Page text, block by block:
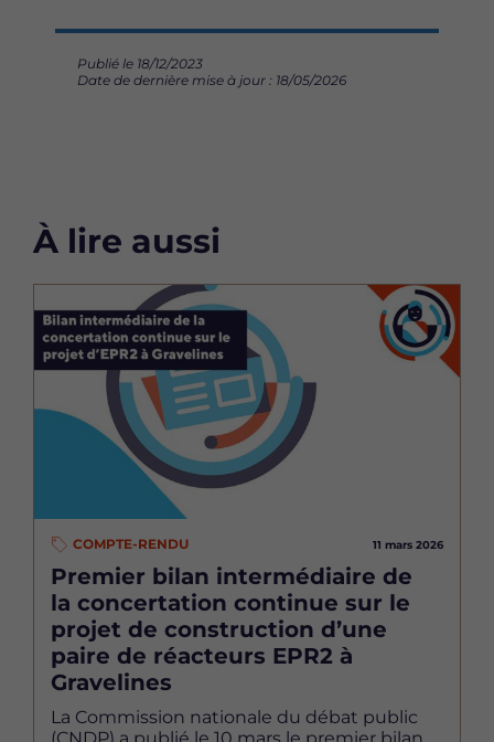
Publié le 18/12/2023
Date de dernière mise à jour : 18/05/2026
À lire aussi
COMPTE-RENDU 11 mars 2026
Premier bilan intermédiaire de
la concertation continue sur le
projet de construction d’une
paire de réacteurs EPR2 à
Gravelines
La Commission nationale du débat public
(CNDP) a publié le 10 mars le premier bilan